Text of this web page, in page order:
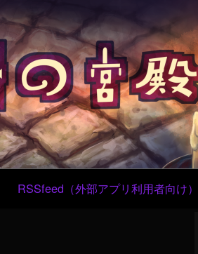
ン
テ
ン
ツ
へ
ス
キ
ッ
プ
RSSfeed（外部アプリ利用者向け）